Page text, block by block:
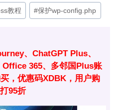
教程 #保护wp-config.php
、ChatGPT Plus、
365、多邻国Plus账
，优惠码XDBK，用户购
95折